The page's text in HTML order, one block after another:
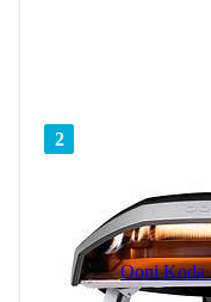
2
Ooni Koda